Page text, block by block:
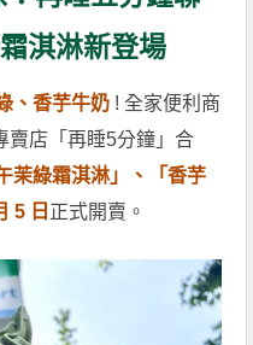
淇淋新登場
、香芋牛奶 ! 全家便利商
賣店「再睡5分鐘」合
茉綠霜淇淋」、「香芋
5 日 正式開賣。